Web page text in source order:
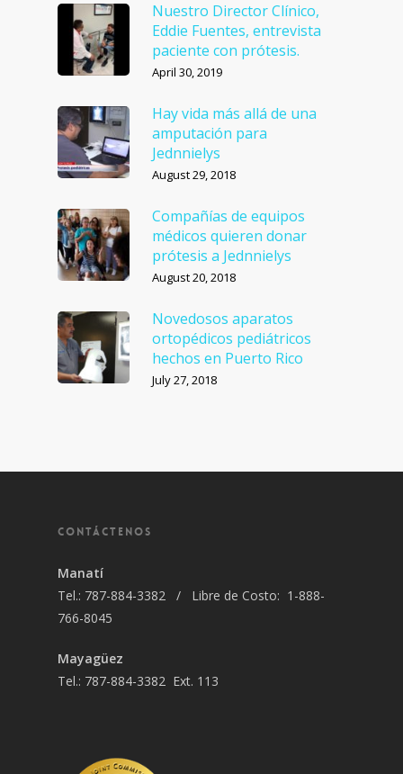
Nuestro Director Clínico,
Eddie Fuentes, entrevista
paciente con prótesis.
April 30, 2019
Hay vida más allá de una
amputación para
Jednnielys
August 29, 2018
Compañías de equipos
médicos quieren donar
prótesis a Jednnielys
August 20, 2018
Novedosos aparatos
ortopédicos pediátricos
hechos en Puerto Rico
July 27, 2018
CONTÁCTENOS
Manatí
Tel.: 787-884-3382 / Libre de Costo: 1-888-
766-8045
Mayagüez
Tel.: 787-884-3382 Ext. 113